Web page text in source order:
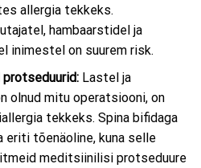
allergia tekkeks.
hambaarstidel ja
inimestel on suurem risk.
Lastel ja
olnud mitu operatsiooni, on
tekkeks. Spina bifidaga
tõenäoline, kuna selle
meditsiinilisi protseduure